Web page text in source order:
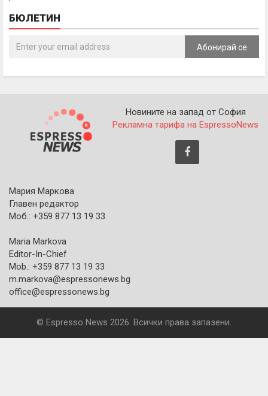
БЮЛЕТИН
Абонирай се
Новините на запад от София
Рекламна тарифа на EspressoNews
Мария Маркова
Главен редактор
Моб.: +359 877 13 19 33
Maria Markova
Editor-In-Chief
Mob.: +359 877 13 19 33
m.markova@espressonews.bg
office@espressonews.bg
© Espresso News 2026. Всички права запазени.